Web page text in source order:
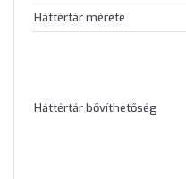
Háttértár mérete
Háttértár bővíthetőség